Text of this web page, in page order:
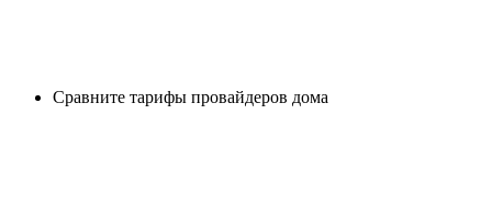
Сравните тарифы провайдеров дома